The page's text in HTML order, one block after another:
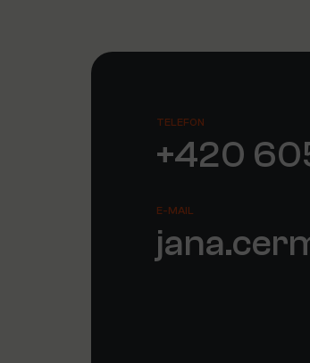
TELEFON
+420
E-MAIL